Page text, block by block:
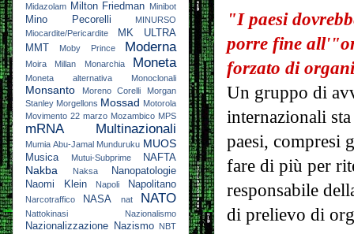
"I paesi
porre fine
forzato di
Un gruppo di
internazionali
paesi, compresi
fare di più per
responsabile
di prelievo di
Midazolam Milton Friedman Minibot
Mino Pecorelli
MINURSO
Miocardite/Pericardite
MK ULTRA
MMT
Moby Prince Moderna
Moira Millan Monarchia Moneta
Moneta alternativa Monoclonali
Monsanto Moreno Corelli
Morgan
Stanley Morgellons Mossad Motorola
Movimento 22 marzo Mozambico MPS
mRNA Multinazionali
Mumia Abu-Jamal Munduruku MUOS
Musica Mutui-Subprime NAFTA
Nakba Naksa
Nanopatologie
Naomi Klein
Napoli Napolitano
Narcotraffico NASA nat NATO
Nattokinasi Nazionalismo
Nazionalizzazione Nazismo
NBT